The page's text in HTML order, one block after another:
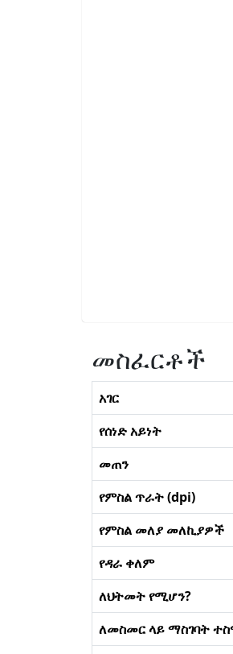
መስፈርቶች
አገር
የሰነድ አይነት
መጠን
የምስል ጥራት (dpi)
የምስል መለያ መለኪያዎች
የዳራ ቀለም
ለህትመት የሚሆን?
ለመስመር ላይ ማስገባት